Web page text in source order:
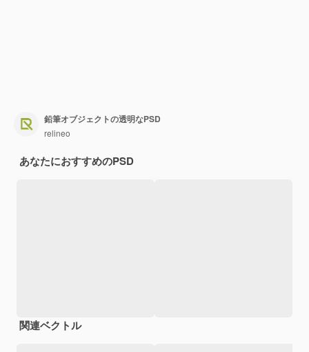
鉛筆オブジェクトの透明なPSD
relineo
あなたにおすすめのPSD
関連ベクトル